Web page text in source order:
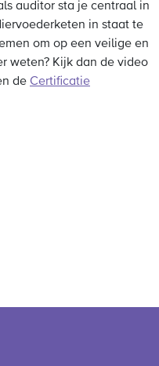
auditor sta je centraal in
in staat te
om op een veilige en
weten? Kijk dan de video
de Certificatie